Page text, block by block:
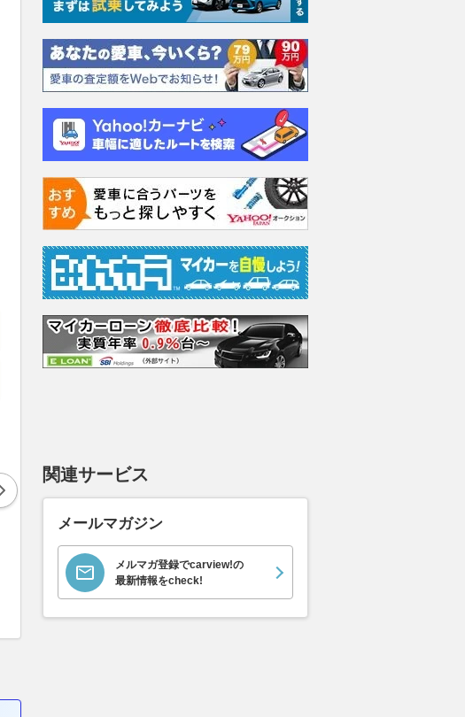
ダイハツ ムーヴキャン
バス 660 ストライプス
万円
アストンマーティン
V8 ヴァンテージ スポ
ーツシフト
支払総額
589.0万円
ホンダ NSX 3.0
関連サービス
メールマガジン
メルマガ登録でcarview!の
最新情報をcheck!